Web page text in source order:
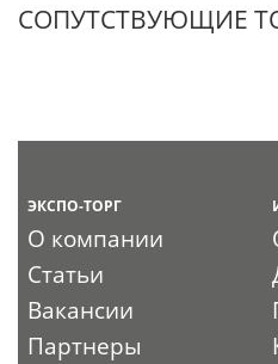
СОПУТСТВУЮЩИЕ
ЭКСПО-ТОРГ
О компании
Статьи
Вакансии
Партнеры